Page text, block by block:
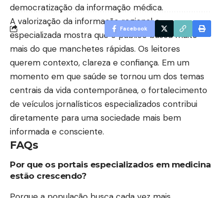
democratização da informação médica.
A valorização da informação regional e
especializada mostra que o público busca muito
mais do que manchetes rápidas. Os leitores
querem contexto, clareza e confiança. Em um
momento em que saúde se tornou um dos temas
centrais da vida contemporânea, o fortalecimento
de veículos jornalísticos especializados contribui
diretamente para uma sociedade mais bem
informada e consciente.
FAQs
Por que os portais especializados em medicina
estão crescendo?
Facebook